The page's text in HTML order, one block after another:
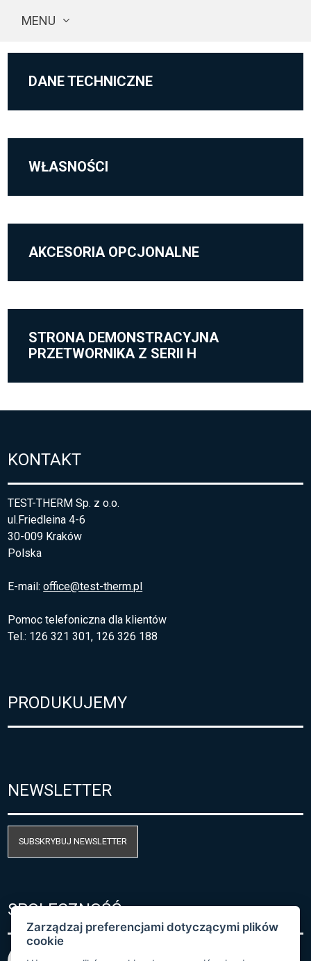
MENU
DANE TECHNICZNE
WŁASNOŚCI
AKCESORIA OPCJONALNE
STRONA DEMONSTRACYJNA
PRZETWORNIKA Z SERII H
KONTAKT
TEST-THERM Sp. z o.o.
ul.Friedleina 4-6
30-009 Kraków
Polska
E-mail:office@test-therm.pl
Pomoc telefoniczna dla klientów
Tel.: 126 321 301, 126 326 188
PRODUKUJEMY
NEWSLETTER
SUBSKRYBUJ NEWSLETTER
SPOŁECZNOŚĆ
Zarządzaj preferencjami dotyczącymi plików
cookie